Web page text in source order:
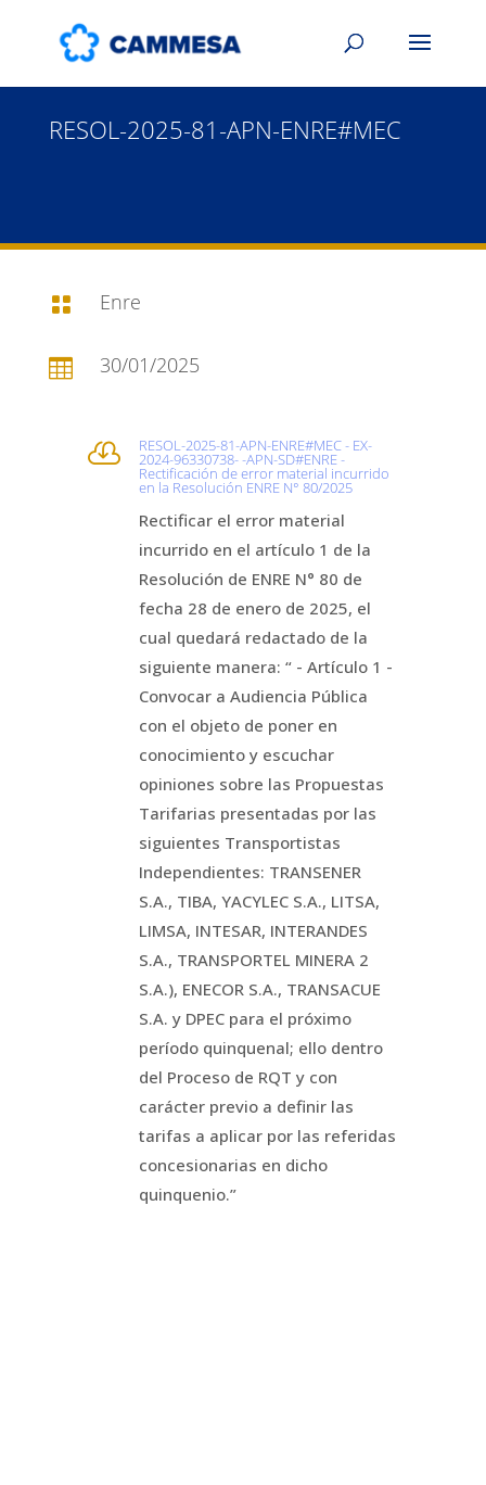
RESOL-2025-81-APN-ENRE#MEC
 Enre
 30/01/2025
 RESOL-2025-81-APN-ENRE#MEC - EX-
2024-96330738- -APN-SD#ENRE -
Rectificación de error material incurrido
en la Resolución ENRE N° 80/2025
Rectificar el error material
incurrido en el artículo 1 de la
Resolución de ENRE N° 80 de
fecha 28 de enero de 2025, el
cual quedará redactado de la
siguiente manera: “ - Artículo 1 -
Convocar a Audiencia Pública
con el objeto de poner en
conocimiento y escuchar
opiniones sobre las Propuestas
Tarifarias presentadas por las
siguientes Transportistas
Independientes: TRANSENER
S.A., TIBA, YACYLEC S.A., LITSA,
LIMSA, INTESAR, INTERANDES
S.A., TRANSPORTEL MINERA 2
S.A.), ENECOR S.A., TRANSACUE
S.A. y DPEC para el próximo
período quinquenal; ello dentro
del Proceso de RQT y con
carácter previo a definir las
tarifas a aplicar por las referidas
concesionarias en dicho
quinquenio.”